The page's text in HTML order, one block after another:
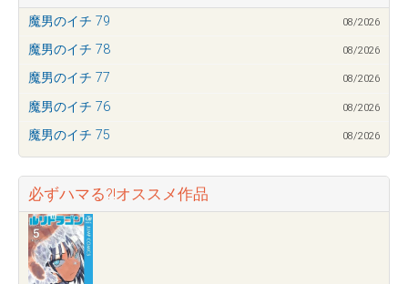
魔男のイチ 79 08/2026
魔男のイチ 78 08/2026
魔男のイチ 77 08/2026
魔男のイチ 76 08/2026
魔男のイチ 75 08/2026
必ずハマる?!オススメ作品